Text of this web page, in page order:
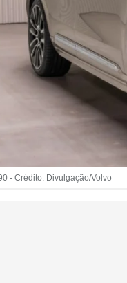
- Crédito: Divulgação/Volvo